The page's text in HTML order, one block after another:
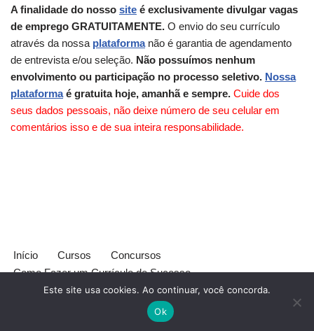
A finalidade do nosso site é exclusivamente divulgar vagas
de emprego GRATUITAMENTE. O envio do seu currículo
através da nossa plataformanão é garantia de agendamento
de entrevista e/ou seleção. Não possuímos nenhum
envolvimento ou participação no processo seletivo. Nossa
plataformaé gratuita hoje, amanhã e sempre. Cuide dos
seus dados pessoais, não deixe número de seu celular em
comentários isso e de sua inteira responsabilidade.
Início Cursos
Concursos
Como Fazer um Currículo de Sucesso
Política de privacidade
Termos de Uso Contato
| Criado com
Este site usa cookies. Ao continuar, você concorda.
Ok